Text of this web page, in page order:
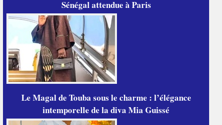
Sénégal attendue à Paris
Le Magal de Touba sous le charme : l’élégance
intemporelle de la diva Mia Guissé